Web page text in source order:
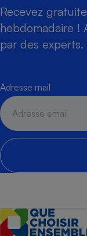
Recevez
hebdomadaire !
par des experts.
Adresse mail